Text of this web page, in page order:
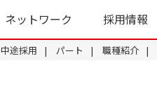
ネットワーク 採用情報
中途採用 パート 職種紹介